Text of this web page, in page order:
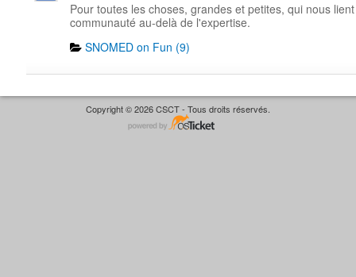
Pour toutes les choses, grandes et petites, qui nous
communauté au-delà de l'expertise.
SNOMED on Fun (9)
Copyright © 2026 CSCT - Tous droits réservés.